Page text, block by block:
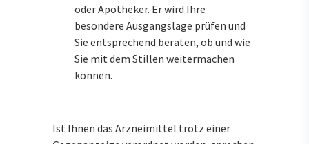
oder Apotheker. Er wird Ihre
besondere Ausgangslage prüfen und
Sie entsprechend beraten, ob und wie
Sie mit dem Stillen weitermachen
können.
Ist Ihnen das Arzneimittel trotz einer